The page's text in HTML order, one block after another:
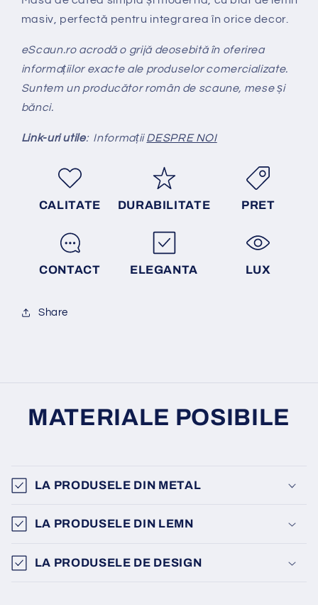
masiv, perfectă pentru integrarea în orice decor.
eScaun.ro acrodă o grijă deosebită în oferirea
informațiilor exacte ale produselor comercializate.
Suntem un producător român de scaune, mese și
bănci.
Link-uri utile:InformațiiDESPRE NOI
CALITATE DURABILITATE PRET
CONTACT ELEGANTA LUX
Share
MATERIALE POSIBILE
LA PRODUSELE DIN METAL
LA PRODUSELE DIN LEMN
LA PRODUSELE DE DESIGN